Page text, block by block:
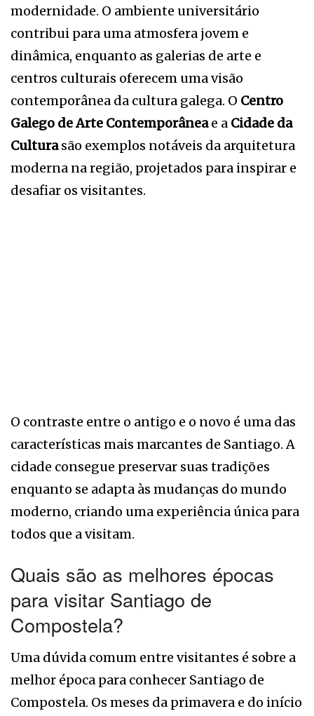
modernidade. O ambiente universitário
contribui para uma atmosfera jovem e
dinâmica, enquanto as galerias de arte e
centros culturais oferecem uma visão
contemporânea da cultura galega. O Centro
Galego de Arte Contemporâneae a Cidade da
Culturasão exemplos notáveis da arquitetura
moderna na região, projetados para inspirar e
desafiar os visitantes.
O contraste entre o antigo e o novo é uma das
características mais marcantes de Santiago. A
cidade consegue preservar suas tradições
enquanto se adapta às mudanças do mundo
moderno, criando uma experiência única para
todos que a visitam.
Quais são as melhores épocas
para visitar Santiago de
Compostela?
Uma dúvida comum entre visitantes é sobre a
melhor época para conhecer Santiago de
Compostela. Os meses da primavera e do início